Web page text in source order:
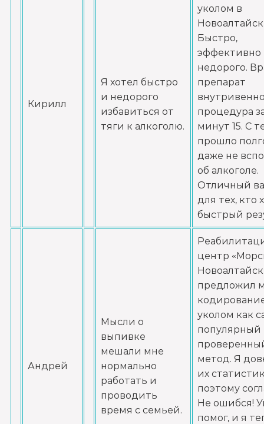
Записаться
Записаться
Вывод из запоя в стационаре (сутки)
Записаться
Записаться
Записаться
Записаться
Кодирование от алкоголизма
Записаться
Записаться
Кирилл
Я хотел быстро
и недорого
избавиться от
тяги к алкоголю.
уколом в
Быстро,
эффективно
недорого.
препарат
процедура
минут 15. С
прошло
даже не
об алкоголе.
Отличный
для тех, кто
быстрый
Андрей
Мысли о
выпивке
мешали мне
нормально
работать и
проводить
время с семьей.
центр
предложил
уколом как
популярный
метод. Я
их
поэтому
Не ошибся!
помог, и я